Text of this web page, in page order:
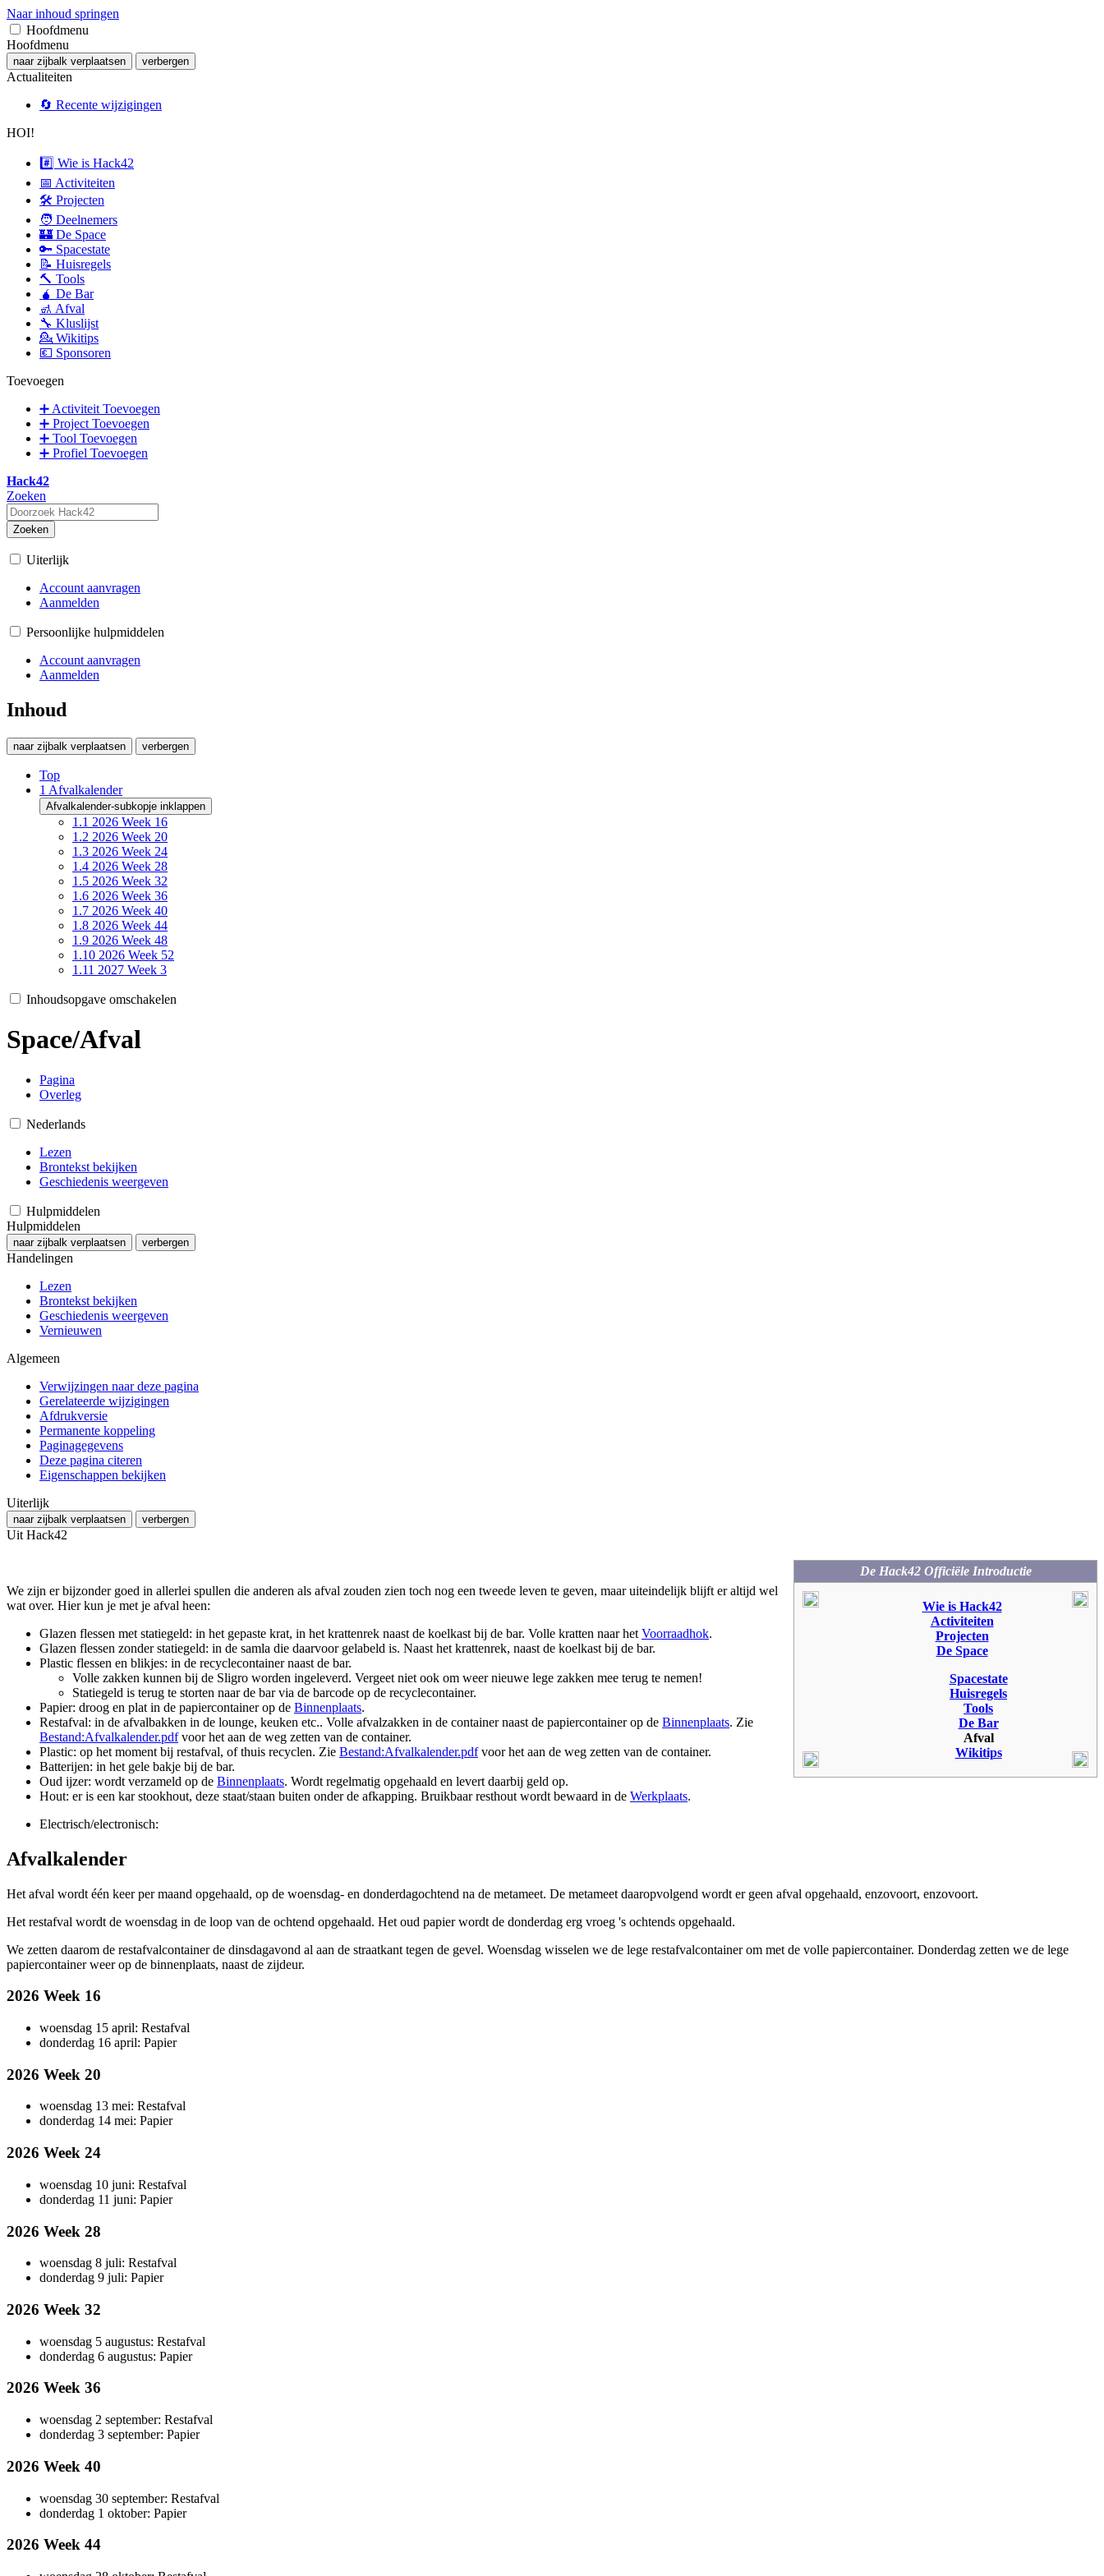
Naar inhoud springen
Hoofdmenu
Hoofdmenu
naar zijbalk verplaatsen verbergen
Actualiteiten
🔄 Recente wijzigingen
HOI!
#️⃣ Wie is Hack42
📅 Activiteiten
🛠 Projecten
🧑 Deelnemers
🏰 De Space
🔑 Spacestate
📝 Huisregels
🔨 Tools
🧉 De Bar
🚮 Afval
🔧 Kluslijst
💁 Wikitips
💶 Sponsoren
Toevoegen
➕ Activiteit Toevoegen
➕ Project Toevoegen
➕ Tool Toevoegen
➕ Profiel Toevoegen
Hack42
Zoeken
Zoeken
Uiterlijk
Account aanvragen
Aanmelden
Persoonlijke hulpmiddelen
Account aanvragen
Aanmelden
Inhoud
naar zijbalk verplaatsen verbergen
Top
1 Afvalkalender
Afvalkalender-subkopje inklappen
1.1 2026 Week 16
1.2 2026 Week 20
1.3 2026 Week 24
1.4 2026 Week 28
1.5 2026 Week 32
1.6 2026 Week 36
1.7 2026 Week 40
1.8 2026 Week 44
1.9 2026 Week 48
1.10 2026 Week 52
1.11 2027 Week 3
Inhoudsopgave omschakelen
Space/Afval
Pagina
Overleg
Nederlands
Lezen
Brontekst bekijken
Geschiedenis weergeven
Hulpmiddelen
Hulpmiddelen
naar zijbalk verplaatsen verbergen
Handelingen
Lezen
Brontekst bekijken
Geschiedenis weergeven
Vernieuwen
Algemeen
Verwijzingen naar deze pagina
Gerelateerde wijzigingen
Afdrukversie
Permanente koppeling
Paginagegevens
Deze pagina citeren
Eigenschappen bekijken
Uiterlijk
naar zijbalk verplaatsen verbergen
Uit Hack42
De Hack42 Officiële Introductie
Wie is Hack42
Activiteiten
Projecten
De Space
Spacestate
Huisregels
Tools
De Bar
Afval
Wikitips
We zijn er bijzonder goed in allerlei spullen die anderen als afval zouden zien toch nog een tweede leven te geven, maar uiteindelijk blijft er altijd wel
wat over. Hier kun je met je afval heen:
Glazen flessen met statiegeld: in het gepaste krat, in het krattenrek naast de koelkast bij de bar. Volle kratten naar het Voorraadhok.
Glazen flessen zonder statiegeld: in de samla die daarvoor gelabeld is. Naast het krattenrek, naast de koelkast bij de bar.
Plastic flessen en blikjes: in de recyclecontainer naast de bar.
Volle zakken kunnen bij de Sligro worden ingeleverd. Vergeet niet ook om weer nieuwe lege zakken mee terug te nemen!
Statiegeld is terug te storten naar de bar via de barcode op de recyclecontainer.
Papier: droog en plat in de papiercontainer op de Binnenplaats.
Restafval: in de afvalbakken in de lounge, keuken etc.. Volle afvalzakken in de container naast de papiercontainer op de Binnenplaats. Zie
Bestand:Afvalkalender.pdfvoor het aan de weg zetten van de container.
Plastic: op het moment bij restafval, of thuis recyclen. Zie Bestand:Afvalkalender.pdfvoor het aan de weg zetten van de container.
Batterijen: in het gele bakje bij de bar.
Oud ijzer: wordt verzameld op de Binnenplaats. Wordt regelmatig opgehaald en levert daarbij geld op.
Hout: er is een kar stookhout, deze staat/staan buiten onder de afkapping. Bruikbaar resthout wordt bewaard in de Werkplaats.
Electrisch/electronisch:
Afvalkalender
Het afval wordt één keer per maand opgehaald, op de woensdag- en donderdagochtend na de metameet. De metameet daaropvolgend wordt er geen afval opgehaald, enzovoort, enzovoort.
Het restafval wordt de woensdag in de loop van de ochtend opgehaald. Het oud papier wordt de donderdag erg vroeg 's ochtends opgehaald.
We zetten daarom de restafvalcontainer de dinsdagavond al aan de straatkant tegen de gevel. Woensdag wisselen we de lege restafvalcontainer om met de volle papiercontainer. Donderdag zetten we de lege
papiercontainer weer op de binnenplaats, naast de zijdeur.
2026 Week 16
woensdag 15 april: Restafval
donderdag 16 april: Papier
2026 Week 20
woensdag 13 mei: Restafval
donderdag 14 mei: Papier
2026 Week 24
woensdag 10 juni: Restafval
donderdag 11 juni: Papier
2026 Week 28
woensdag 8 juli: Restafval
donderdag 9 juli: Papier
2026 Week 32
woensdag 5 augustus: Restafval
donderdag 6 augustus: Papier
2026 Week 36
woensdag 2 september: Restafval
donderdag 3 september: Papier
2026 Week 40
woensdag 30 september: Restafval
donderdag 1 oktober: Papier
2026 Week 44